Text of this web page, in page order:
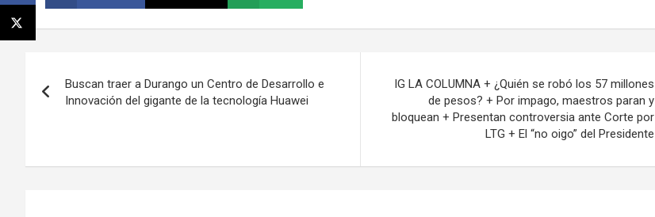
de
Buscan traer a Durango un Centro de Desarrollo e
Innovación del gigante de la tecnología Huawei
IG LA COLUMNA + ¿Quién se robó los 57 millones
de pesos? + Por impago, maestros paran y
bloquean + Presentan controversia ante Corte por
LTG + El “no oigo” del Presidente